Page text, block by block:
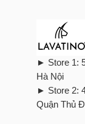
► Store 1:
Hà Nội
► Store 2:
Quận Thủ